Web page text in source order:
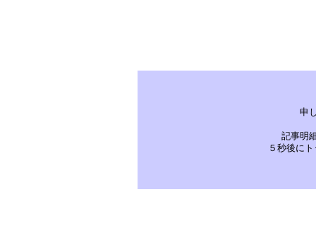
申
記事明
５秒後に